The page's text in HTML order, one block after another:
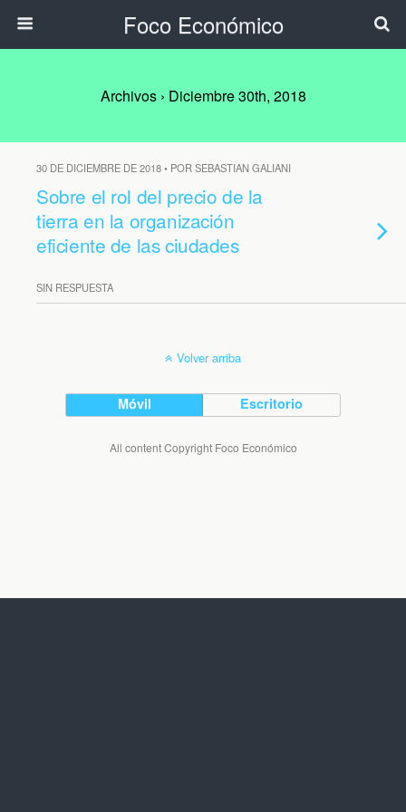
Foco Económico
Archivos › Diciembre 30th, 2018
30 DE DICIEMBRE DE 2018 • POR SEBASTIAN GALIANI
Sobre el rol del precio de la
tierra en la organización
eficiente de las ciudades
SIN RESPUESTA
Volver arriba
Móvil Escritorio
All content Copyright Foco Económico